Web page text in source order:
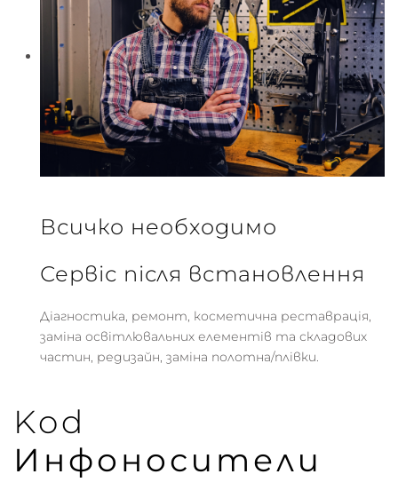
Всичко необходимо
Сервіс після встановлення
Діагностика, ремонт, косметична реставрація,
заміна освітлювальних елементів та складових
частин, редизайн, заміна полотна/плівки.
Kod
Инфоносители